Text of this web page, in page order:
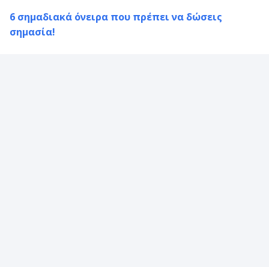
6 σημαδιακά όνειρα που πρέπει να δώσεις
σημασία!